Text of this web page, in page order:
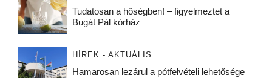
Tudatosan a hőségben! – figyelmeztet a
Bugát Pál kórház
HÍREK - AKTUÁLIS
Hamarosan lezárul a pótfelvételi lehetősége